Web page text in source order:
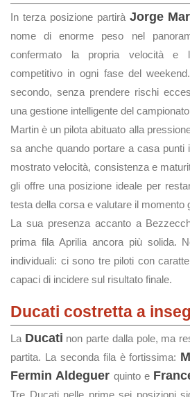
In terza posizione partirà Jorge
nome di enorme peso nel
confermato la propria velocità e
competitivo in ogni fase del
secondo, senza prendere rischi
una gestione intelligente del
Martin è un pilota abituato alla
sa anche quando portare a casa punti
mostrato velocità, consistenza e
gli offre una posizione ideale per
testa della corsa e valutare il momento
La sua presenza accanto a
prima fila Aprilia ancora più solida.
individuali: ci sono tre piloti con
capaci di incidere sul risultato finale.
Ducati costretta a
La Ducati non parte dalla pole, ma
partita. La seconda fila è fortissima:
Fermin Aldeguer quinto e
Tre Ducati nelle prime sei posizioni